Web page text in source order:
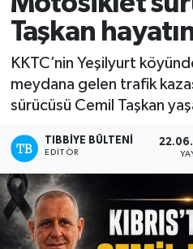
Taşkan
KKTC’nin Yeşilyurt
meydana gelen trafik
sürücüsü Cemil Taşkan
TIBBIYE BÜLTENI
EDITÖR
Mevzuat